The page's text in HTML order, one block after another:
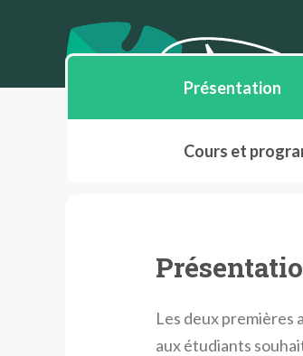
Présentation
Cours et
Les deux premières
aux étudiants